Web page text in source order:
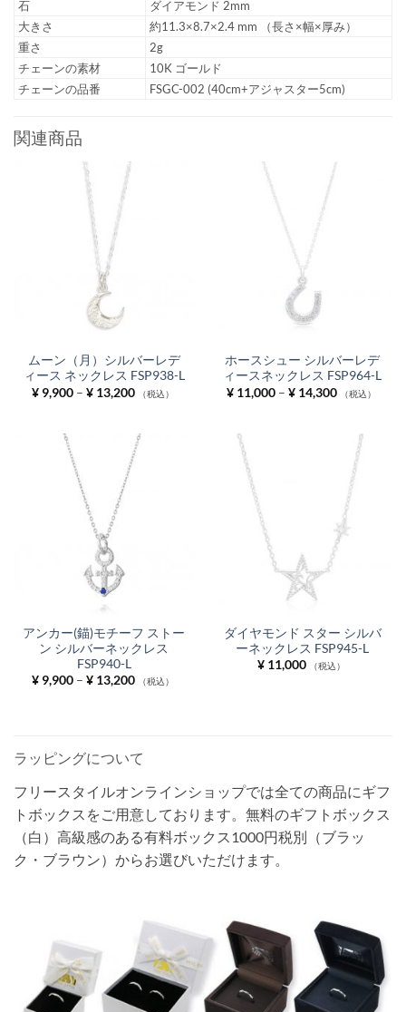
石
ダイアモンド 2mm
大きさ
約11.3×8.7×2.4 mm （長さ×幅×厚み）
重さ
2g
チェーンの素材
10K ゴールド
チェーンの品番
FSGC-002 (40cm+アジャスター5cm)
関連商品
ムーン（月）シルバーレデ
ィース ネックレス FSP938-L
¥9,900 – ¥13,200価
格
–
¥ 13,200
（税込）
ホースシュー シルバーレデ
ィースネックレス FSP964-L
¥11,000 – ¥14,300価
格
¥ 14,300
（税込）
アンカー(錨)モチーフ ストー
ン シルバーネックレス
FSP940-L
¥9,900 – ¥13,200価
格
（税込）
ダイヤモンド スター シルバ
ーネックレス FSP945-L
¥11,000 （税込）
ラッピングについて
フリースタイルオンラインショップでは全ての商品にギフ
トボックスをご用意しております。無料のギフトボックス
（白）高級感のある有料ボックス1000円税別（ブラッ
ク・ブラウン）からお選びいただけます。